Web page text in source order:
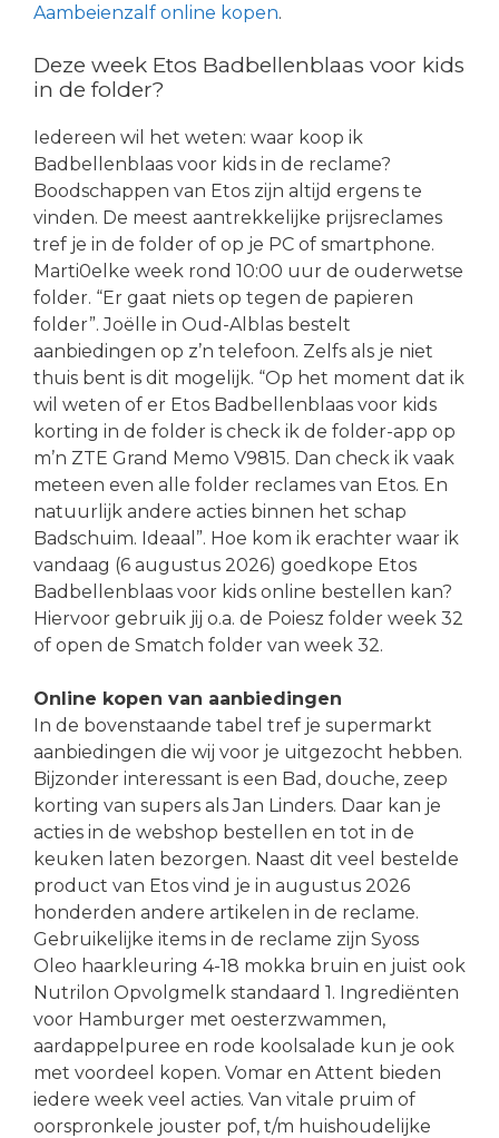
Aambeienzalf online kopen.
Deze week Etos Badbellenblaas voor kids
in de folder?
Iedereen wil het weten: waar koop ik
Badbellenblaas voor kids in de reclame?
Boodschappen van Etos zijn altijd ergens te
vinden. De meest aantrekkelijke prijsreclames
tref je in de folder of op je PC of smartphone.
Marti0elke week rond 10:00 uur de ouderwetse
folder. “Er gaat niets op tegen de papieren
folder”. Joëlle in Oud-Alblas bestelt
aanbiedingen op z’n telefoon. Zelfs als je niet
thuis bent is dit mogelijk. “Op het moment dat ik
wil weten of er Etos Badbellenblaas voor kids
korting in de folder is check ik de folder-app op
m’n ZTE Grand Memo V9815. Dan check ik vaak
meteen even alle folder reclames van Etos. En
natuurlijk andere acties binnen het schap
Badschuim. Ideaal”. Hoe kom ik erachter waar ik
vandaag (6 augustus 2026) goedkope Etos
Badbellenblaas voor kids online bestellen kan?
Hiervoor gebruik jij o.a. de Poiesz folder week 32
of open de Smatch folder van week 32.
Online kopen van aanbiedingen
In de bovenstaande tabel tref je supermarkt
aanbiedingen die wij voor je uitgezocht hebben.
Bijzonder interessant is een Bad, douche, zeep
korting van supers als Jan Linders. Daar kan je
acties in de webshop bestellen en tot in de
keuken laten bezorgen. Naast dit veel bestelde
product van Etos vind je in augustus 2026
honderden andere artikelen in de reclame.
Gebruikelijke items in de reclame zijn Syoss
Oleo haarkleuring 4-18 mokka bruin en juist ook
Nutrilon Opvolgmelk standaard 1. Ingrediënten
voor Hamburger met oesterzwammen,
aardappelpuree en rode koolsalade kun je ook
met voordeel kopen. Vomar en Attent bieden
iedere week veel acties. Van vitale pruim of
oorspronkele jouster pof, t/m huishoudelijke